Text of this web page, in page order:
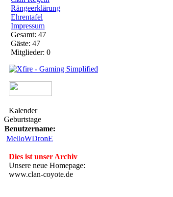
Rängeerklärung
Ehrentafel
Impressum
Gesamt: 47
Gäste: 47
Mitglieder: 0
Kalender
Geburtstage
Benutzername:
MelloWDronE
Dies ist unser Archiv
Unsere neue Homepage:
www.clan-coyote.de